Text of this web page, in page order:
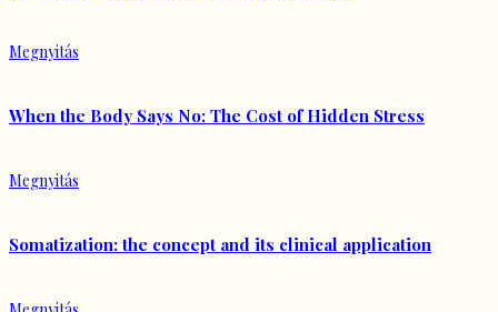
Megnyitás
When the Body Says No: The Cost of Hidden Stress
Megnyitás
Somatization: the concept and its clinical application